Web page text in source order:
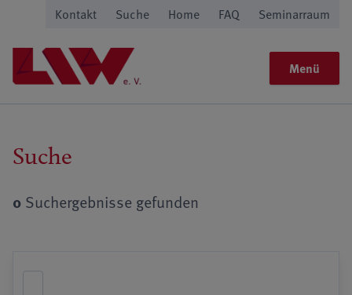
Kontakt Suche Home FAQ Seminarraum
Menü
Suche
0 Suchergebnisse gefunden